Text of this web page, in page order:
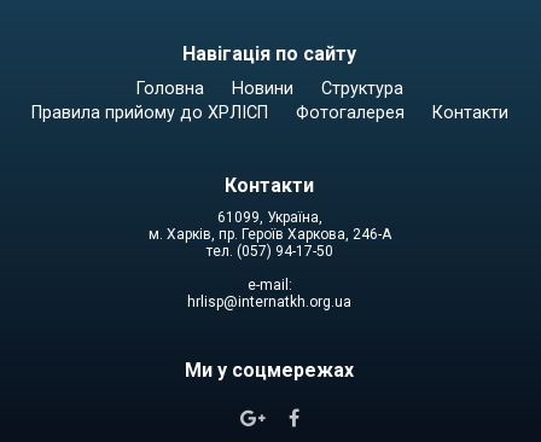
Навігація по сайту
Головна Новини
Структура
Правила прийому до ХРЛІСП
Фотогалерея Контакти
Контакти
61099, Україна,
м. Харків, пр. Героїв Харкова, 246-А
тел. (057) 94-17-50
e-mail:
hrlisp@internatkh.org.ua
Ми у соцмережах
 